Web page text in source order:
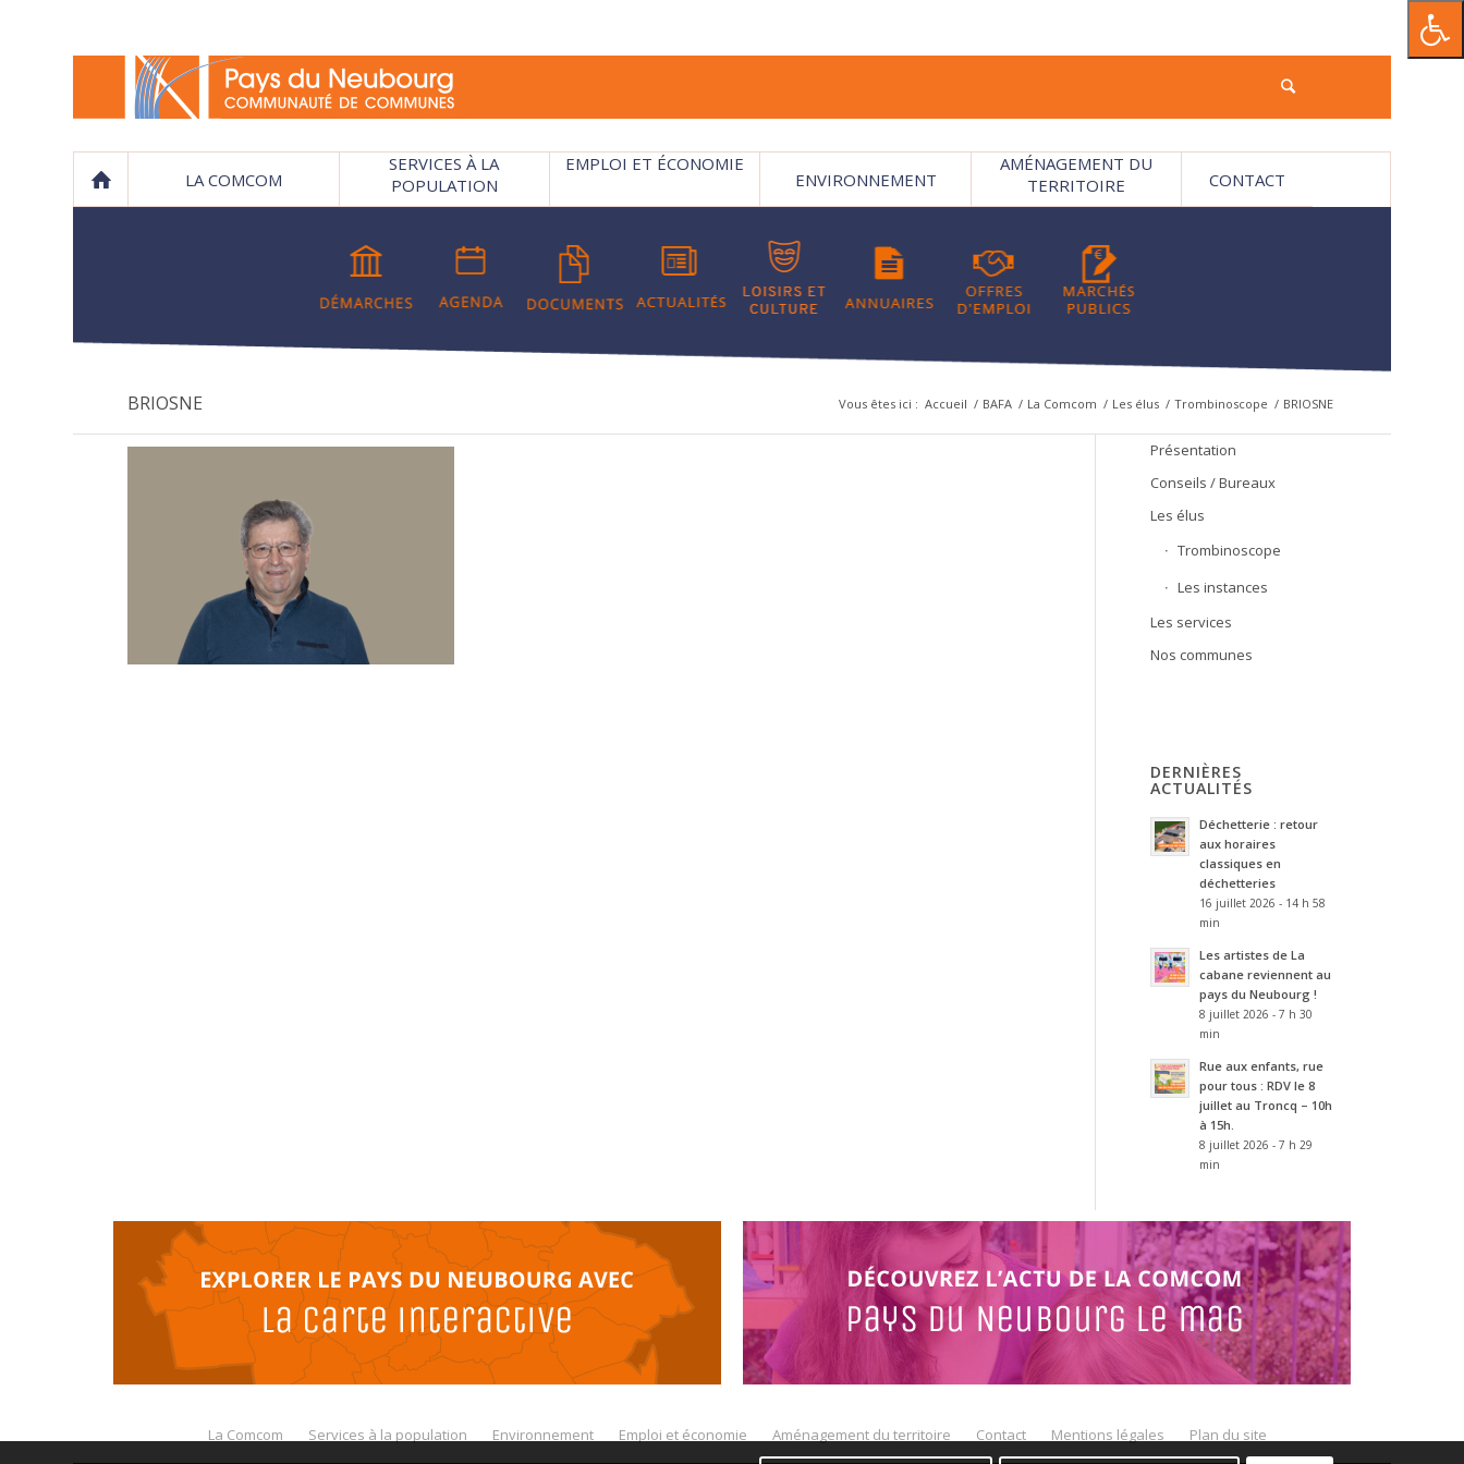
LA COMCOM
SERVICES À LA
POPULATION
EMPLOI ET ÉCONOMIE
ENVIRONNEMENT
AMÉNAGEMENT DU
TERRITOIRE
CONTACT
BRIOSNE Vous êtes ici : Accueil / BAFA / La Comcom / Les élus / Trombinoscope / BRIOSNE
Présentation
Conseils / Bureaux
Les élus
Trombinoscope
Les instances
Les services
Nos communes
DERNIÈRES
ACTUALITÉS
Déchetterie : retour
aux horaires
classiques en
déchetteries
16 juillet 2026 - 14 h 58
min
Les artistes de La
cabane reviennent au
pays du Neubourg !
8 juillet 2026 - 7 h 30
min
Rue aux enfants, rue
pour tous : RDV le 8
juillet au Troncq – 10h
à 15h.
8 juillet 2026 - 7 h 29
min
La Comcom Services à la population Environnement Emploi et économie Aménagement du territoire Contact Mentions légales Plan du site